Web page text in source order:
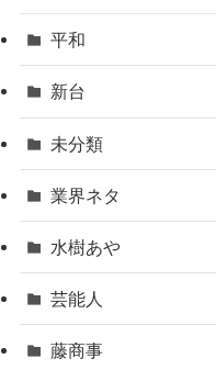
平和
新台
未分類
業界ネタ
水樹あや
芸能人
藤商事